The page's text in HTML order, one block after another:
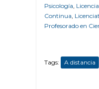
Psicología
Continua
Profesorado en
Tags: A distancia